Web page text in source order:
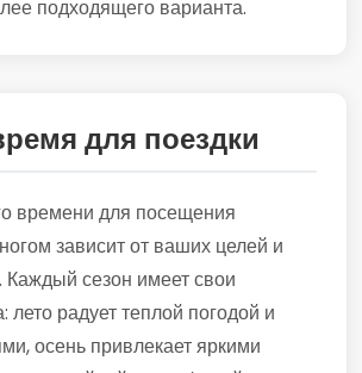
подходящего варианта.
для поездки
времени для посещения
зависит от ваших целей и
Каждый сезон имеет свои
лето радует теплой погодой и
осень привлекает яркими